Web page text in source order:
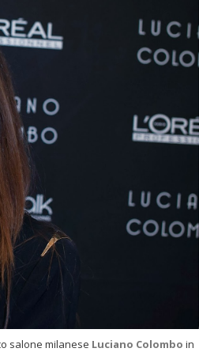
salone milanese Luciano Colombo in